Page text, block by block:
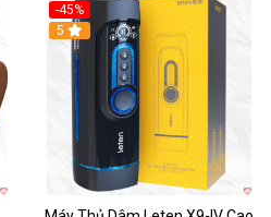
-45%
Hot
5